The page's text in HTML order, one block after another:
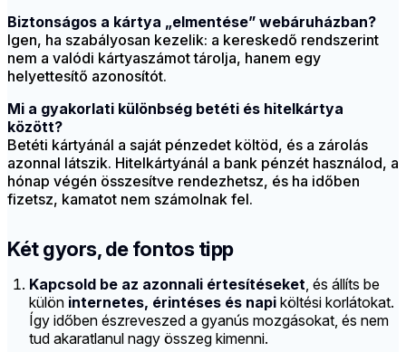
Biztonságos a kártya „elmentése” webáruházban?
Igen, ha szabályosan kezelik: a kereskedő rendszerint
nem a valódi kártyaszámot tárolja, hanem egy
helyettesítő azonosítót.
Mi a gyakorlati különbség betéti és hitelkártya
között?
Betéti kártyánál a saját pénzedet költöd, és a zárolás
azonnal látszik. Hitelkártyánál a bank pénzét használod, a
hónap végén összesítve rendezhetsz, és ha időben
fizetsz, kamatot nem számolnak fel.
Két gyors, de fontos tipp
Kapcsold be az azonnali értesítéseket, és állíts be
külön internetes, érintéses és napi költési korlátokat.
Így időben észreveszed a gyanús mozgásokat, és nem
tud akaratlanul nagy összeg kimenni.